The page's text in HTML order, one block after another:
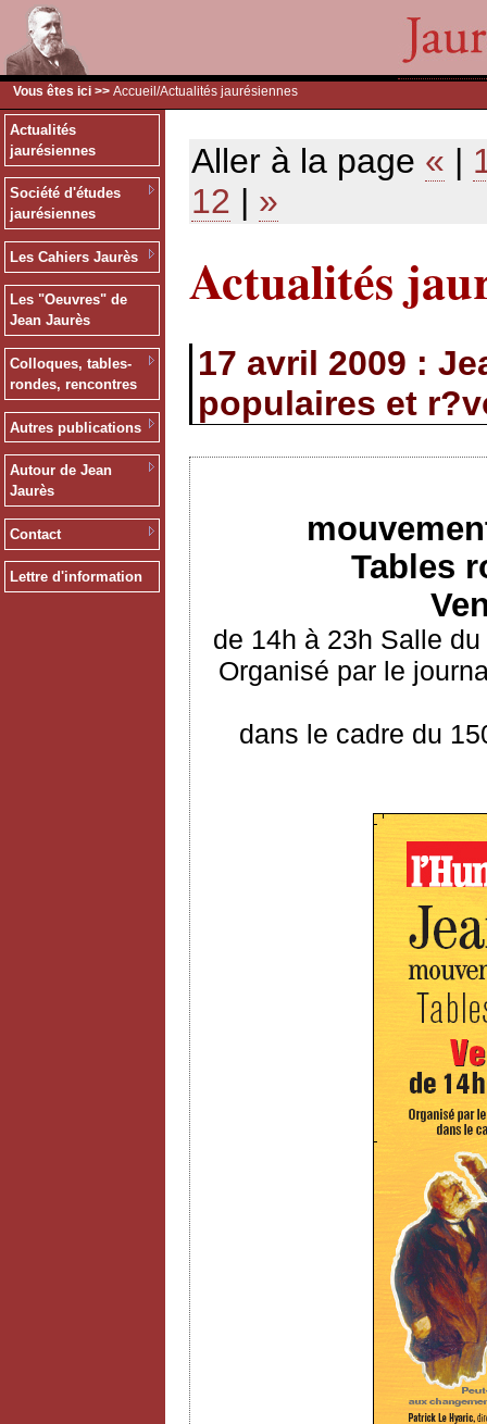
Vous êtes ici >> Accueil /Actualités jaurésiennes
Actualités
jaurésiennes
Société d'études
jaurésiennes
Les Cahiers Jaurès
Les "Oeuvres" de
Jean Jaurès
Colloques, tables-
rondes, rencontres
Autres publications
Autour de Jean
Jaurès
Contact
Lettre d'information
Aller à la page « |
12 | »
Actualités
17 avril 2009 :
populaires et
Tables
de 14h à 23h Salle
Organisé par le
dans le cadre du